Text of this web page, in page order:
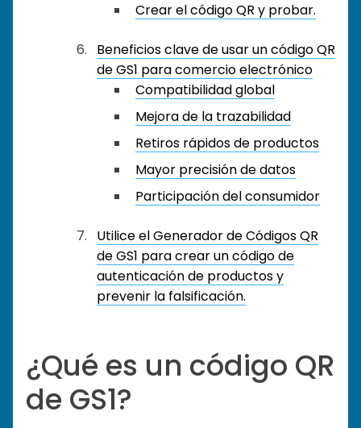
Crear el código QR y probar.
Beneficios clave de usar un código QR
de GS1 para comercio electrónico
Compatibilidad global
Mejora de la trazabilidad
Retiros rápidos de productos
Mayor precisión de datos
Participación del consumidor
Utilice el Generador de Códigos QR
de GS1 para crear un código de
autenticación de productos y
prevenir la falsificación.
¿Qué es un código QR
de GS1?